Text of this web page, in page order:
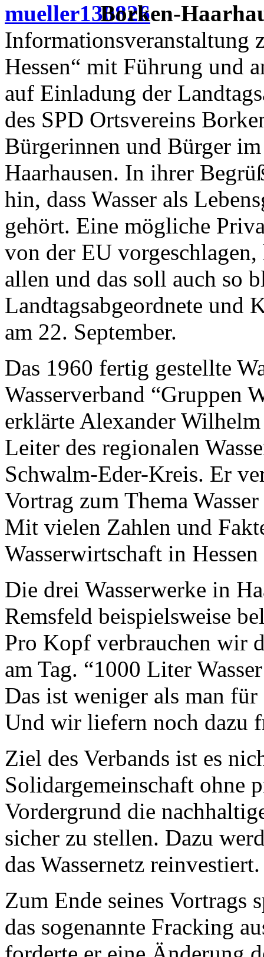
Borken-
Informationsveranstaltung
Hessen“ mit Führung und
auf Einladung der
des SPD Ortsvereins
Bürgerinnen und Bürger
Haarhausen. In ihrer
hin, dass Wasser als
gehört. Eine mögliche
von der EU vorgeschlagen,
allen und das soll auch so
Landtagsabgeordnete und
am 22. September.
Das 1960 fertig gestellte
Wasserverband “Gruppen
erklärte Alexander
Leiter des regionalen
Schwalm-Eder-Kreis. Er
Vortrag zum Thema
Mit vielen Zahlen und
Wasserwirtschaft in
Die drei Wasserwerke in
Remsfeld beispielsweise
Pro Kopf verbrauchen wir
am Tag. “1000 Liter
Das ist weniger als man
Und wir liefern noch dazu
Ziel des Verbands ist es
Solidargemeinschaft ohne
Vordergrund die
sicher zu stellen. Dazu
das Wassernetz reinvestiert.
Zum Ende seines Vortrags
das sogenannte Fracking